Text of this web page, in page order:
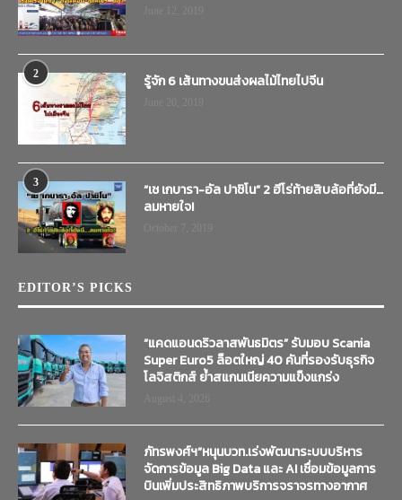
2 รู้จัก 6 เส้นทางขนส่งผลไม้ไทยไปจีน
3
“เช เกบารา-อัล ปาชิโน” 2 ฮีโร่ท้ายสิบล้อที่ยังมี…
ลมหายใจ!
EDITOR’S PICKS
“แคดแอนดริวลาสพันธมิตร” รับมอบ Scania
Super Euro5 ล็อตใหญ่ 40 คันที่รองรับธุรกิจ
โลจิสติกส์ ย้ำสแกนเนียความแข็งแกร่ง
ภัทรพงศ์ฯ”หนุนบวท.เร่งพัฒนาระบบบริหาร
จัดการข้อมูล Big Data และ AI เชื่อมข้อมูลการ
บินเพิ่มประสิทธิภาพบริการจราจรทางอากาศ